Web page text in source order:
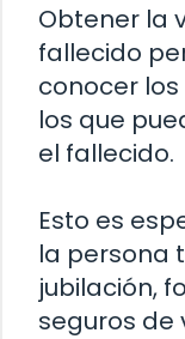
Obtener la
fallecido
conocer
los que
el fallecido.
Esto es
la persona
jubilación,
seguros de